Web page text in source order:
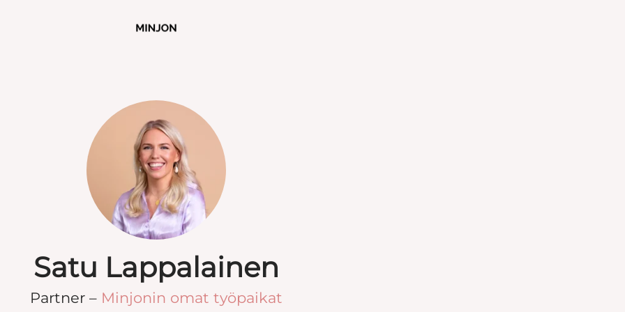
Satu Lappalainen
Partner – Minjonin omat työpaikat